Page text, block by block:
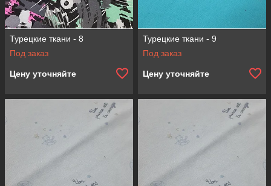
Турецкие ткани - 8
Под заказ
Цену уточняйте
Турецкие ткани - 9
Под заказ
Цену уточняйте